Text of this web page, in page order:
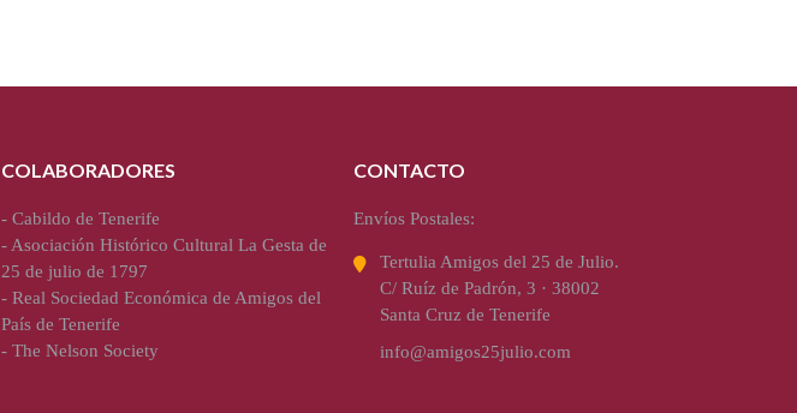
COLABORADORES
- Cabildo de Tenerife
- Asociación Histórico Cultural La Gesta de
25 de julio de 1797
- Real Sociedad Económica de Amigos del
País de Tenerife
- The Nelson Society
CONTACTO
Envíos Postales:
Tertulia Amigos del 25 de Julio.
C/ Ruíz de Padrón, 3 · 38002
Santa Cruz de Tenerife
info@amigos25julio.com